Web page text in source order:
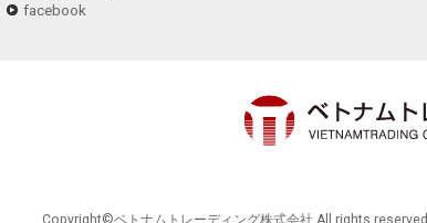
facebook
Copyright©ベトナムトレーディング株式会社 All rights reserved.